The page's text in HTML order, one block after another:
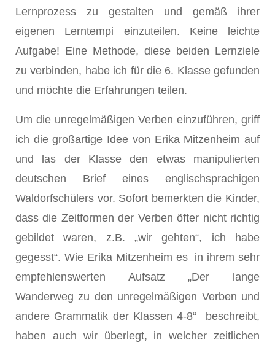
Lernprozess zu gestalten und gemäß ihrer
eigenen Lerntempi einzuteilen. Keine leichte
Aufgabe! Eine Methode, diese beiden Lernziele
zu verbinden, habe ich für die 6. Klasse gefunden
und möchte die Erfahrungen teilen.
Um die unregelmäßigen Verben einzuführen, griff
ich die großartige Idee von Erika Mitzenheim auf
und las der Klasse den etwas manipulierten
deutschen Brief eines englischsprachigen
Waldorfschülers vor. Sofort bemerkten die Kinder,
dass die Zeitformen der Verben öfter nicht richtig
gebildet waren, z.B. „wir gehten“, ich habe
gegesst“. Wie Erika Mitzenheim es in ihrem sehr
empfehlenswerten Aufsatz „Der lange
Wanderweg zu den unregelmäßigen Verben und
andere Grammatik der Klassen 4-8“ beschreibt,
haben auch wir überlegt, in welcher zeitlichen